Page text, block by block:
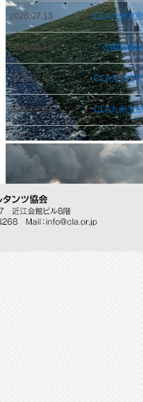
2026.07.13 CLA九州支
2026.06.19 『公園植栽
2026.06.08 CLA九州支
2026.05.07 CLA九州支